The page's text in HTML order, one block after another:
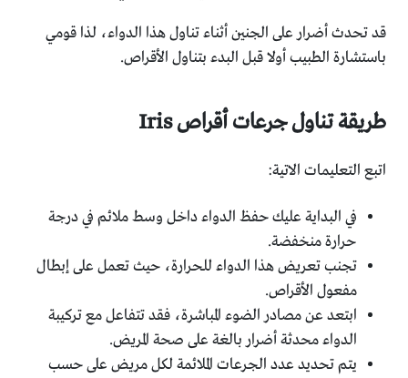
قد تحدث أضرار على الجنين أثناء تناول هذا الدواء، لذا قومي
باستشارة الطبيب أولا قبل البدء بتناول الأقراص.
طريقة تناول جرعات أقراصIris
اتبع التعليمات الاتية:
في البداية عليك حفظ الدواء داخل وسط ملائم في درجة
حرارة منخفضة.
تجنب تعريض هذا الدواء للحرارة، حيث تعمل على إبطال
مفعول الأقراص.
ابتعد عن مصادر الضوء المباشرة، فقد تتفاعل مع تركيبة
الدواء محدثة أضرار بالغة على صحة المريض.
يتم تحديد عدد الجرعات الملائمة لكل مريض على حسب